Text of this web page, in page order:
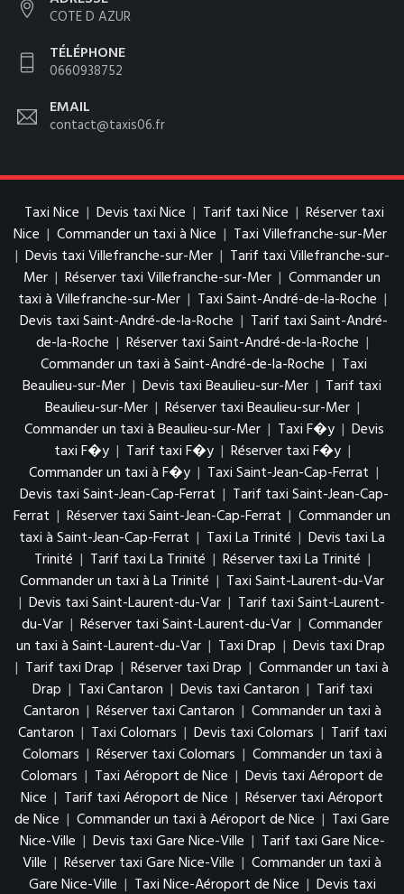
COTE D AZUR
TÉLÉPHONE
0660938752
EMAIL
contact@taxis06.fr
Taxi Nice | Devis taxi Nice | Tarif taxi Nice | Réserver taxi
Nice | Commander un taxi à Nice | Taxi Villefranche-sur-Mer
| Devis taxi Villefranche-sur-Mer | Tarif taxi Villefranche-sur-
Mer | Réserver taxi Villefranche-sur-Mer | Commander un
taxi à Villefranche-sur-Mer | Taxi Saint-André-de-la-Roche |
Devis taxi Saint-André-de-la-Roche | Tarif taxi Saint-André-
de-la-Roche | Réserver taxi Saint-André-de-la-Roche |
Commander un taxi à Saint-André-de-la-Roche | Taxi
Beaulieu-sur-Mer | Devis taxi Beaulieu-sur-Mer | Tarif taxi
Beaulieu-sur-Mer | Réserver taxi Beaulieu-sur-Mer |
Commander un taxi à Beaulieu-sur-Mer | Taxi F�y | Devis
taxi F�y | Tarif taxi F�y | Réserver taxi F�y |
Commander un taxi à F�y | Taxi Saint-Jean-Cap-Ferrat |
Devis taxi Saint-Jean-Cap-Ferrat | Tarif taxi Saint-Jean-Cap-
Ferrat | Réserver taxi Saint-Jean-Cap-Ferrat | Commander un
taxi à Saint-Jean-Cap-Ferrat | Taxi La Trinité | Devis taxi La
Trinité | Tarif taxi La Trinité | Réserver taxi La Trinité |
Commander un taxi à La Trinité | Taxi Saint-Laurent-du-Var
| Devis taxi Saint-Laurent-du-Var | Tarif taxi Saint-Laurent-
du-Var | Réserver taxi Saint-Laurent-du-Var | Commander
un taxi à Saint-Laurent-du-Var | Taxi Drap | Devis taxi Drap
| Tarif taxi Drap | Réserver taxi Drap | Commander un taxi à
Drap | Taxi Cantaron | Devis taxi Cantaron | Tarif taxi
Cantaron | Réserver taxi Cantaron | Commander un taxi à
Cantaron | Taxi Colomars | Devis taxi Colomars | Tarif taxi
Colomars | Réserver taxi Colomars | Commander un taxi à
Colomars | Taxi Aéroport de Nice | Devis taxi Aéroport de
Nice | Tarif taxi Aéroport de Nice | Réserver taxi Aéroport
de Nice | Commander un taxi à Aéroport de Nice | Taxi Gare
Nice-Ville | Devis taxi Gare Nice-Ville | Tarif taxi Gare Nice-
Ville | Réserver taxi Gare Nice-Ville | Commander un taxi à
Gare Nice-Ville | Taxi Nice-Aéroport de Nice | Devis taxi